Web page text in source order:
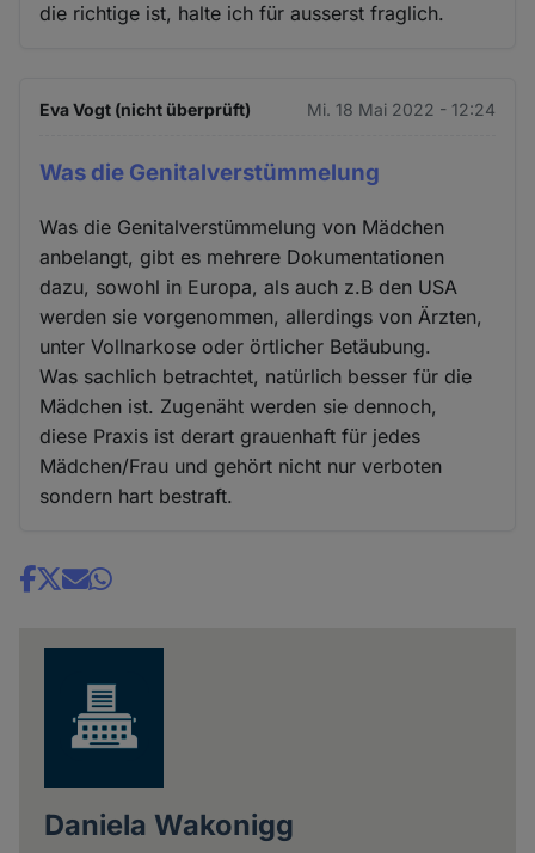
die richtige ist, halte ich für ausserst fraglich.
Eva Vogt (nicht überprüft) Mi. 18 Mai 2022 - 12:24
Was die Genitalverstümmelung
Was die Genitalverstümmelung von Mädchen
anbelangt, gibt es mehrere Dokumentationen
dazu, sowohl in Europa, als auch z.B den USA
werden sie vorgenommen, allerdings von Ärzten,
unter Vollnarkose oder örtlicher Betäubung.
Was sachlich betrachtet, natürlich besser für die
Mädchen ist. Zugenäht werden sie dennoch,
diese Praxis ist derart grauenhaft für jedes
Mädchen/Frau und gehört nicht nur verboten
sondern hart bestraft.
Share
Daniela Wakonigg